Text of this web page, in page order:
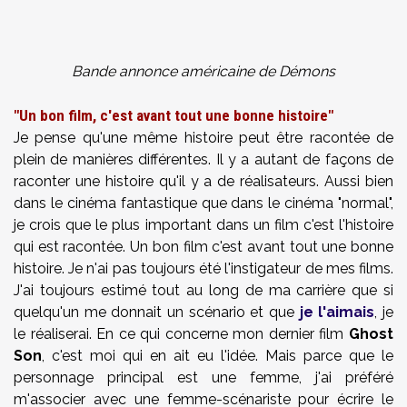
Bande annonce américaine de Démons
"Un bon film, c'est avant tout une bonne histoire"
Je pense qu'une même histoire peut être racontée de
plein de manières différentes. Il y a autant de façons de
raconter une histoire qu'il y a de réalisateurs. Aussi bien
dans le cinéma fantastique que dans le cinéma "normal",
je crois que le plus important dans un film c'est l'histoire
qui est racontée. Un bon film c'est avant tout une bonne
histoire. Je n'ai pas toujours été l'instigateur de mes films.
J'ai toujours estimé tout au long de ma carrière que si
quelqu'un me donnait un scénario et que je l'aimais, je
le réaliserai. En ce qui concerne mon dernier film Ghost
Son, c'est moi qui en ait eu l'idée. Mais parce que le
personnage principal est une femme, j'ai préféré
m'associer avec une femme-scénariste pour écrire le